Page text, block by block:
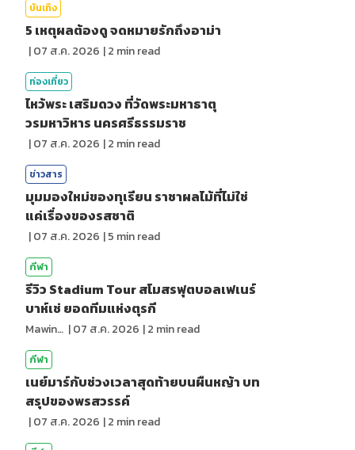
บันเทิง
5 เหตุผลต้องดู จดหมายรักถึงอาม่า
|07 ส.ค. 2026 |2 min read
ท่องเที่ยว
ไหว้พระ เสริมดวง ที่วัดพระมหาธาตุ
วรมหาวิหาร นครศรีธรรมราช
|07 ส.ค. 2026 |2 min read
ข่าวสาร
มุมมองใหม่ของทุเรียน ราชาผลไม้ที่ไม่ใช่
แค่เรื่องของรสชาติ
|07 ส.ค. 2026 |5 min read
กีฬา
รีวิว Stadium Tour สโมสรฟุตบอลเฟเนร์
บาห์เช่ ยอดทีมแห่งตุรกี
Mawin. Pongsuttiyakorn |07 ส.ค. 2026 |2 min read
กีฬา
เนย์มาร์กับช่วงเวลาสุดท้ายบนผืนหญ้า บท
สรุปของพรสวรรค์
|07 ส.ค. 2026 |2 min read